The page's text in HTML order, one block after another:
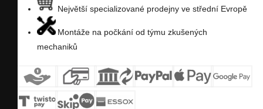
Největší specializované prodejny ve střední Evropě
Montáže na počkání od týmu zkušených
mechaniků